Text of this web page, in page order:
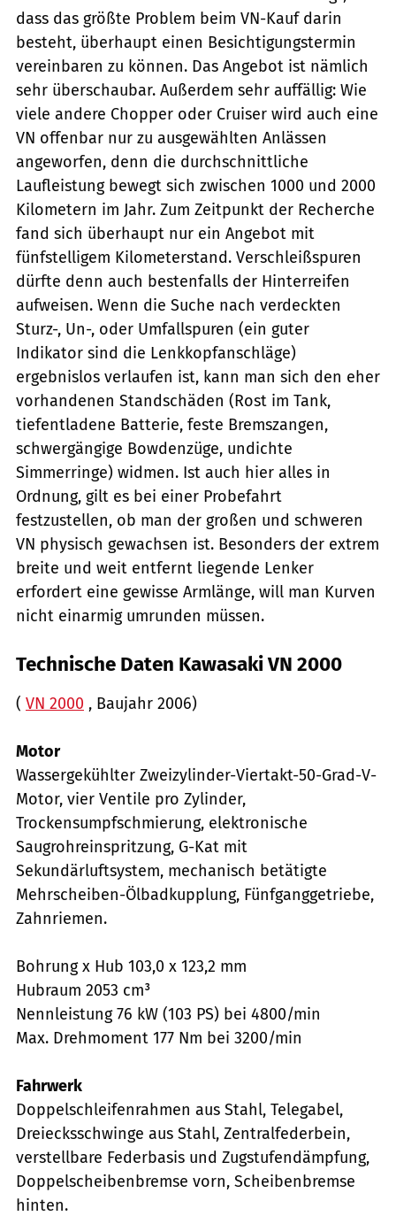
dass das größte Problem beim VN-Kauf darin
besteht, überhaupt einen Besichtigungstermin
vereinbaren zu können. Das Angebot ist nämlich
sehr überschaubar. Außerdem sehr auffällig: Wie
viele andere Chopper oder Cruiser wird auch eine
VN offenbar nur zu ausgewählten Anlässen
angeworfen, denn die durchschnittliche
Laufleistung bewegt sich zwischen 1000 und 2000
Kilometern im Jahr. Zum Zeitpunkt der Recherche
fand sich überhaupt nur ein Angebot mit
fünfstelligem Kilometerstand. Verschleißspuren
dürfte denn auch bestenfalls der Hinterreifen
aufweisen. Wenn die Suche nach verdeckten
Sturz-, Un-, oder Umfallspuren (ein guter
Indikator sind die Lenkkopfanschläge)
ergebnislos verlaufen ist, kann man sich den eher
vorhandenen Standschäden (Rost im Tank,
tiefentladene Batterie, feste Bremszangen,
schwergängige Bowdenzüge, undichte
Simmerringe) widmen. Ist auch hier alles in
Ordnung, gilt es bei einer Probefahrt
festzustellen, ob man der großen und schweren
VN physisch gewachsen ist. Besonders der extrem
breite und weit entfernt liegende Lenker
erfordert eine gewisse Armlänge, will man Kurven
nicht einarmig umrunden müssen.
Technische Daten Kawasaki VN 2000
( VN 2000 , Baujahr 2006)
Motor
Wassergekühlter Zweizylinder-Viertakt-50-Grad-V-
Motor, vier Ventile pro Zylinder,
Trockensumpfschmierung, elektronische
Saugrohreinspritzung, G-Kat mit
Sekundärluftsystem, mechanisch betätigte
Mehrscheiben-Ölbadkupplung, Fünfganggetriebe,
Zahnriemen.
Bohrung x Hub 103,0 x 123,2 mm
Hubraum 2053 cm³
Nennleistung 76 kW (103 PS) bei 4800/min
Max. Drehmoment 177 Nm bei 3200/min
Fahrwerk
Doppelschleifenrahmen aus Stahl, Telegabel,
Dreiecksschwinge aus Stahl, Zentralfederbein,
verstellbare Federbasis und Zugstufendämpfung,
Doppelscheibenbremse vorn, Scheibenbremse
hinten.